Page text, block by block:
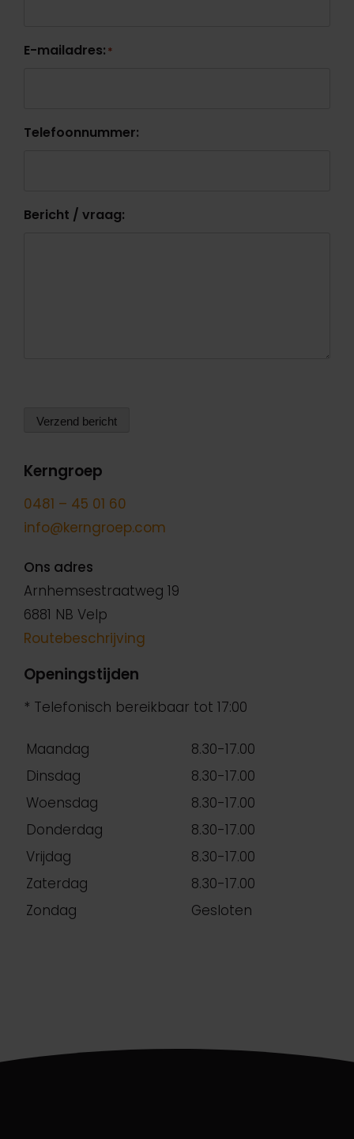
E-mailadres: *
Telefoonnummer:
Bericht / vraag:
Verzend bericht
Kerngroep
0481 – 45 01 60
info@kerngroep.com
Ons adres
Arnhemsestraatweg 19
6881 NB Velp
Routebeschrijving
Openingstijden
* Telefonisch bereikbaar tot 17:00
Maandag
8.30-17.00
Dinsdag
8.30-17.00
Woensdag
8.30-17.00
Donderdag
8.30-17.00
Vrijdag
8.30-17.00
Zaterdag
8.30-17.00
Zondag
Gesloten